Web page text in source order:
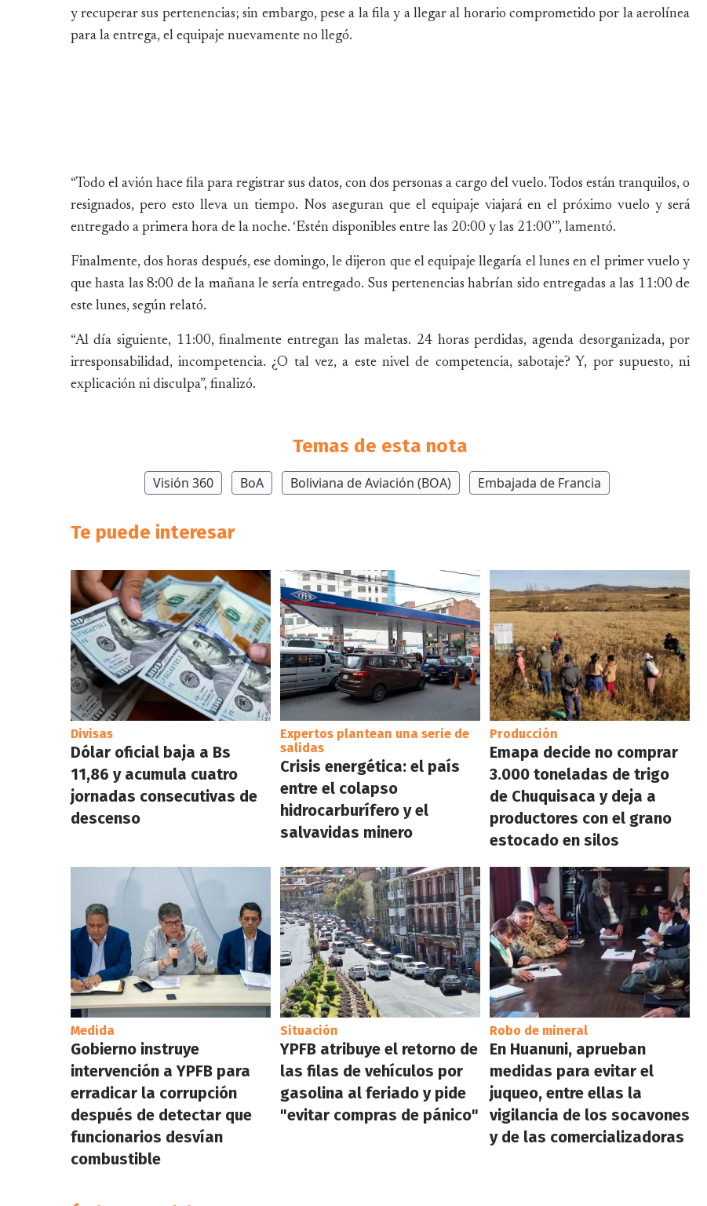
y recuperar sus pertenencias; sin embargo, pese a la fila y a llegar al horario comprometido por la aerolínea
para la entrega, el equipaje nuevamente no llegó.
“Todo el avión hace fila para registrar sus datos, con dos personas a cargo del vuelo. Todos están tranquilos, o
resignados, pero esto lleva un tiempo. Nos aseguran que el equipaje viajará en el próximo vuelo y será
entregado a primera hora de la noche. ‘Estén disponibles entre las 20:00 y las 21:00’”, lamentó.
Finalmente, dos horas después, ese domingo, le dijeron que el equipaje llegaría el lunes en el primer vuelo y
que hasta las 8:00 de la mañana le sería entregado. Sus pertenencias habrían sido entregadas a las 11:00 de
este lunes, según relató.
“Al día siguiente, 11:00, finalmente entregan las maletas. 24 horas perdidas, agenda desorganizada, por
irresponsabilidad, incompetencia. ¿O tal vez, a este nivel de competencia, sabotaje? Y, por supuesto, ni
explicación ni disculpa”, finalizó.
Temas de esta nota
Visión 360 BoA Boliviana de Aviación (BOA) Embajada de Francia
Te puede interesar
Divisas
Dólar oficial baja a Bs
11,86 y acumula cuatro
jornadas consecutivas de
descenso
Expertos plantean una serie de
salidas
Crisis energética: el país
entre el colapso
hidrocarburífero y el
salvavidas minero
Producción
Emapa decide no comprar
3.000 toneladas de trigo
de Chuquisaca y deja a
productores con el grano
estocado en silos
Medida
Gobierno instruye
intervención a YPFB para
erradicar la corrupción
después de detectar que
funcionarios desvían
combustible
Situación
YPFB atribuye el retorno de
las filas de vehículos por
gasolina al feriado y pide
"evitar compras de pánico"
Robo de mineral
En Huanuni, aprueban
medidas para evitar el
juqueo, entre ellas la
vigilancia de los socavones
y de las comercializadoras